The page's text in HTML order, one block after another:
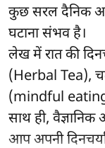
कुछ सरल दैनिक
घटाना संभव है।
लेख में रात की
(Herbal Tea),
(mindful
साथ ही,
आप अपनी